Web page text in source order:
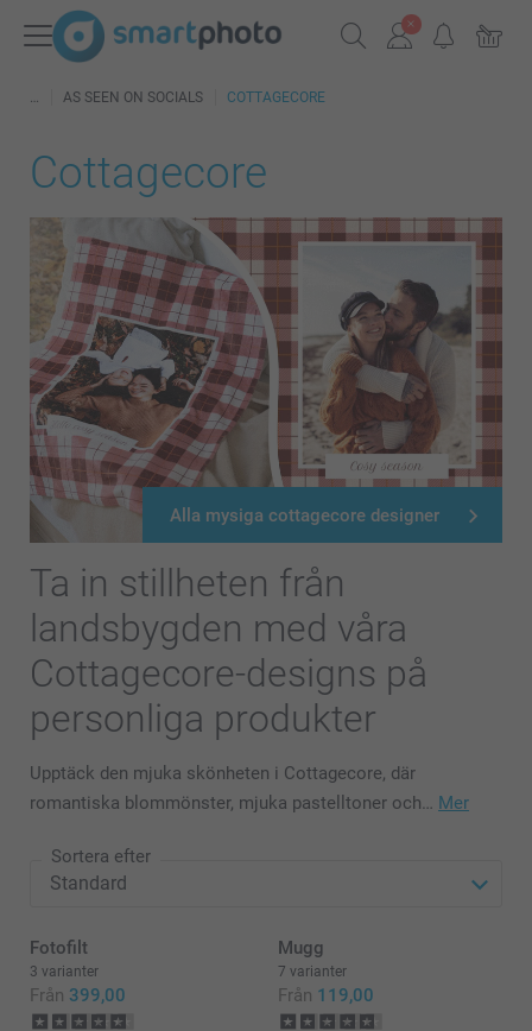
AS SEEN ON SOCIALS COTTAGECORE
Cottagecore
Ta in stillheten från
landsbygden med våra
Cottagecore-designs på
personliga produkter
Upptäck den mjuka skönheten i Cottagecore, där
romantiska blommönster, mjuka pastelltoner och… Mer
Alla mysiga cottagecore designer
Sortera efter
Fotofilt
3 varianter
Från 399,00
Mugg
7 varianter
Från 119,00